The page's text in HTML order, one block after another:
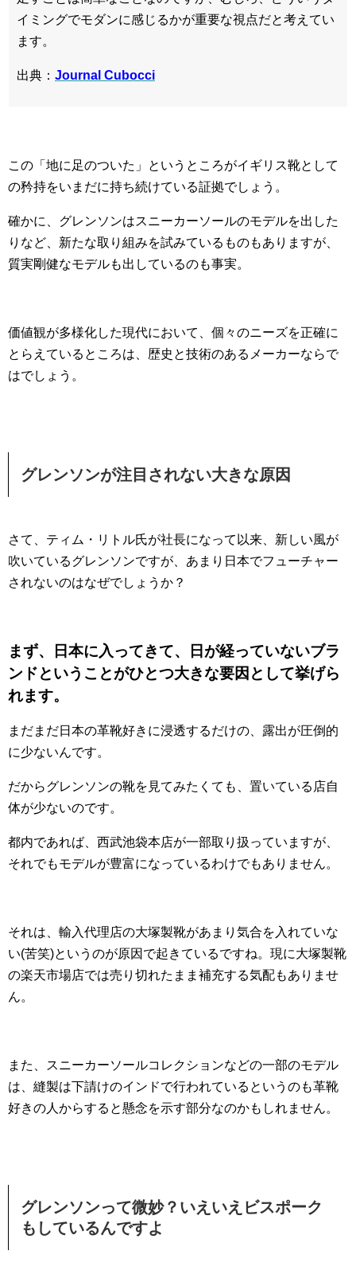
イミングでモダンに感じるかが重要な視点だと考えてい
ます。
出典： Journal Cubocci
この「地に足のついた」というところがイギリス靴として
の矜持をいまだに持ち続けている証拠でしょう。
確かに、グレンソンはスニーカーソールのモデルを出した
りなど、新たな取り組みを試みているものもありますが、
質実剛健なモデルも出しているのも事実。
価値観が多様化した現代において、個々のニーズを正確に
とらえているところは、歴史と技術のあるメーカーならで
はでしょう。
グレンソンが注目されない大きな原因
さて、ティム・リトル氏が社長になって以来、新しい風が
吹いているグレンソンですが、あまり日本でフューチャー
されないのはなぜでしょうか？
まず、日本に入ってきて、日が経っていないブラ
ンドということがひとつ大きな要因として挙げら
れます。
まだまだ日本の革靴好きに浸透するだけの、露出が圧倒的
に少ないんです。
だからグレンソンの靴を見てみたくても、置いている店自
体が少ないのです。
都内であれば、西武池袋本店が一部取り扱っていますが、
それでもモデルが豊富になっているわけでもありません。
それは、輸入代理店の大塚製靴があまり気合を入れていな
い(苦笑)というのが原因で起きているですね。現に大塚製靴
の楽天市場店では売り切れたまま補充する気配もありませ
ん。
また、スニーカーソールコレクションなどの一部のモデル
は、縫製は下請けのインドで行われているというのも革靴
好きの人からすると懸念を示す部分なのかもしれません。
グレンソンって微妙？いえいえビスポーク
もしているんですよ